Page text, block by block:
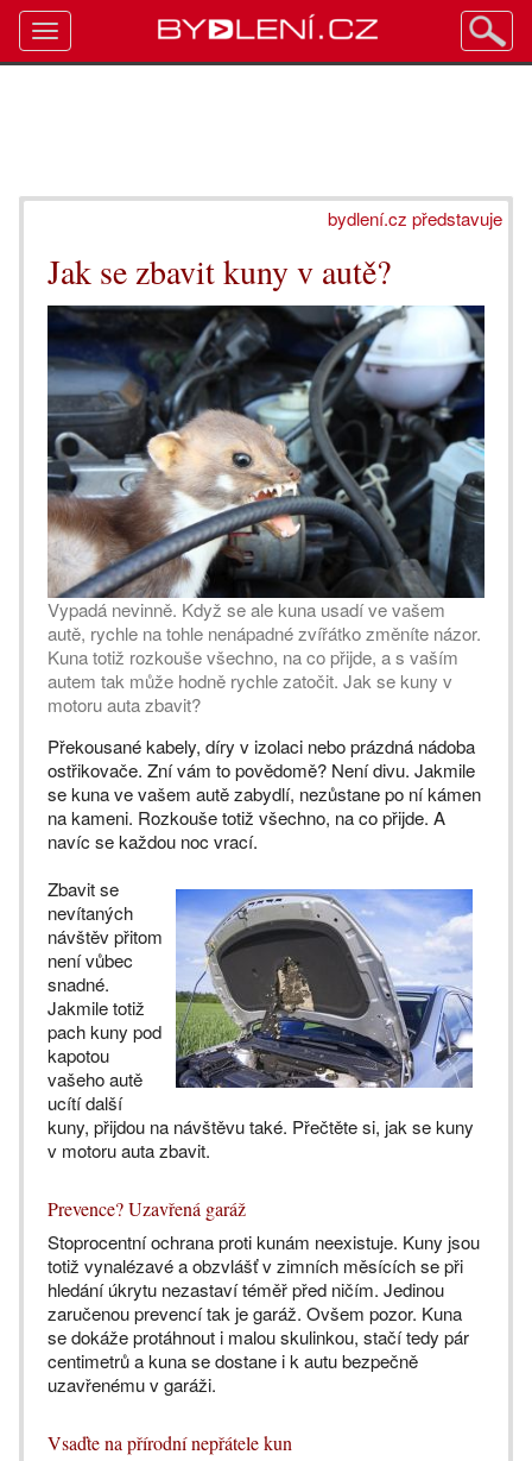
bydlení.cz představuje
Jak se zbavit kuny v autě?
Vypadá nevinně. Když se ale kuna usadí ve vašem
autě, rychle na tohle nenápadné zvířátko změníte názor.
Kuna totiž rozkouše všechno, na co přijde, a s vaším
autem tak může hodně rychle zatočit. Jak se kuny v
motoru auta zbavit?
Překousané kabely, díry v izolaci nebo prázdná nádoba
ostřikovače. Zní vám to povědomě? Není divu. Jakmile
se kuna ve vašem autě zabydlí, nezůstane po ní kámen
na kameni. Rozkouše totiž všechno, na co přijde. A
navíc se každou noc vrací.
Zbavit se
nevítaných
návštěv přitom
není vůbec
snadné.
Jakmile totiž
pach kuny pod
kapotou
vašeho autě
ucítí další
kuny, přijdou na návštěvu také. Přečtěte si, jak se kuny
v motoru auta zbavit.
Prevence? Uzavřená garáž
Stoprocentní ochrana proti kunám neexistuje. Kuny jsou
totiž vynalézavé a obzvlášť v zimních měsících se při
hledání úkrytu nezastaví téměř před ničím. Jedinou
zaručenou prevencí tak je garáž. Ovšem pozor. Kuna
se dokáže protáhnout i malou skulinkou, stačí tedy pár
centimetrů a kuna se dostane i k autu bezpečně
uzavřenému v garáži.
Vsaďte na přírodní nepřátele kun
Toggle
navigation